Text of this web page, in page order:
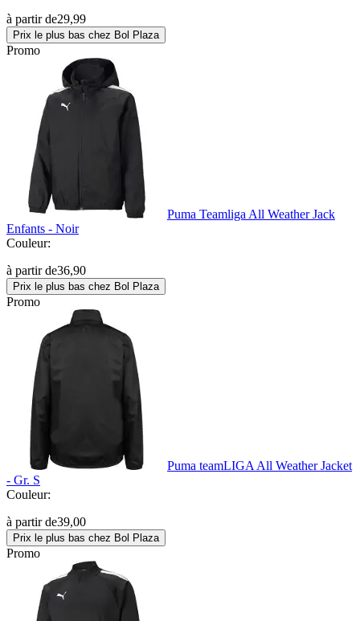
à partir de29,99
Prix le plus bas chez Bol Plaza
Promo
Puma Teamliga All Weather Jack
Enfants - Noir
Couleur:
à partir de36,90
Prix le plus bas chez Bol Plaza
Promo
Puma teamLIGA All Weather Jacket
- Gr. S
Couleur:
à partir de39,00
Prix le plus bas chez Bol Plaza
Promo